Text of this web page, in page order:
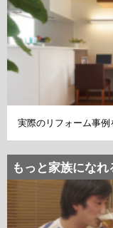
実際のリフォーム事
もっと家族になれ